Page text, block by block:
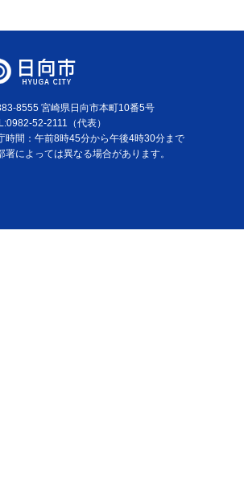
8555 宮崎県日向市本町10番5号
52-2111（代表）
時間：午前8時45分から午後4時30分まで
署によっては異なる場合があります。